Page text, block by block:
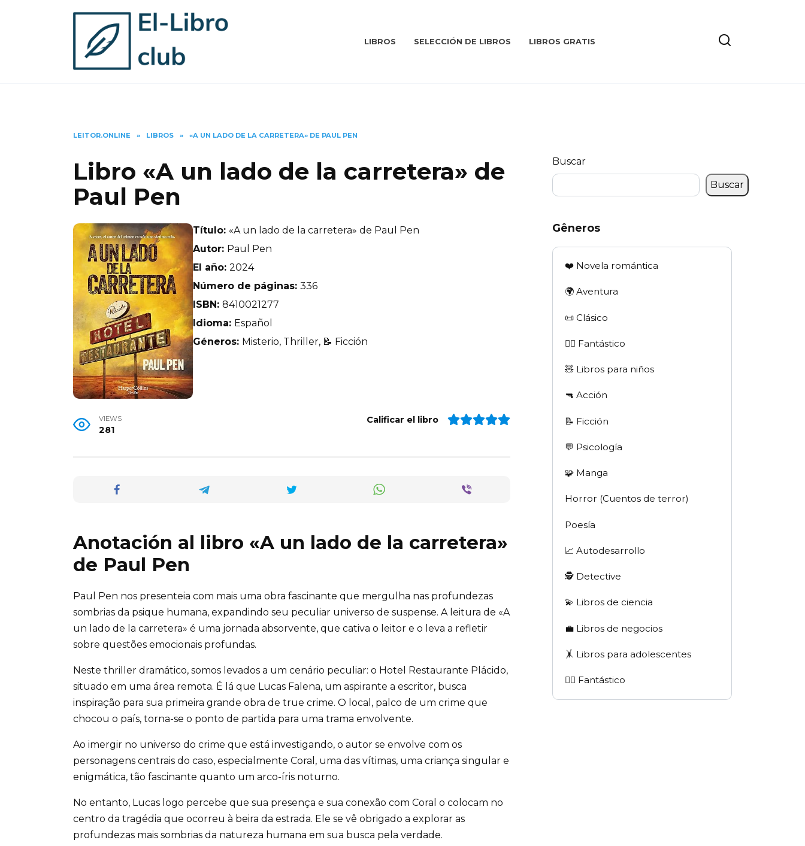
LIBROS SELECCIÓN DE LIBROS LIBROS GRATIS
LEITOR.ONLINE » LIBROS » «A UN LADO DE LA CARRETERA» DE PAUL PEN
Libro «A un lado de la carretera» de
Paul Pen
Título: «A un lado de la carretera» de Paul Pen
Autor: Paul Pen
El año: 2024
Número de páginas: 336
ISBN: 8410021277
Idioma: Español
Géneros: Misterio, Thriller, 📝 Ficción
VIEWS
281
Calificar el libro
Anotación al libro «A un lado de la carretera»
de Paul Pen
Paul Pen nos presenteia com mais uma obra fascinante que mergulha nas profundezas
sombrias da psique humana, expandindo seu peculiar universo de suspense. A leitura de «A
un lado de la carretera» é uma jornada absorvente, que cativa o leitor e o leva a refletir
sobre questões emocionais profundas.
Neste thriller dramático, somos levados a um cenário peculiar: o Hotel Restaurante Plácido,
situado em uma área remota. É lá que Lucas Falena, um aspirante a escritor, busca
inspiração para sua primeira grande obra de true crime. O local, palco de um crime que
chocou o país, torna-se o ponto de partida para uma trama envolvente.
Ao imergir no universo do crime que está investigando, o autor se envolve com os
personagens centrais do caso, especialmente Coral, uma das vítimas, uma criança singular e
enigmática, tão fascinante quanto um arco-íris noturno.
No entanto, Lucas logo percebe que sua presença e sua conexão com Coral o colocam no
centro da tragédia que ocorreu à beira da estrada. Ele se vê obrigado a explorar as
profundezas mais sombrias da natureza humana em sua busca pela verdade.
Buscar
Buscar
Gêneros
❤️ Novela romántica
🌍 Aventura
📜 Clásico
🧙‍♂️ Fantástico
🧸 Libros para niños
🔫 Acción
📝 Ficción
💬 Psicología
🧩 Manga
Horror (Cuentos de terror)
Poesía
📈 Autodesarrollo
🕵 Detective
💫 Libros de ciencia
💼 Libros de negocios
🤸 Libros para adolescentes
🧙‍♂️ Fantástico